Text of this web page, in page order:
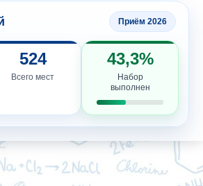
Приём 2026
524
Всего мест
43,3%
Набор
выполнен